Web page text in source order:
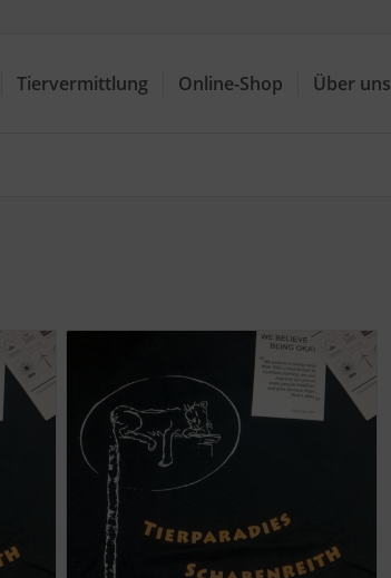
Tiervermittlung Online-Shop Über uns